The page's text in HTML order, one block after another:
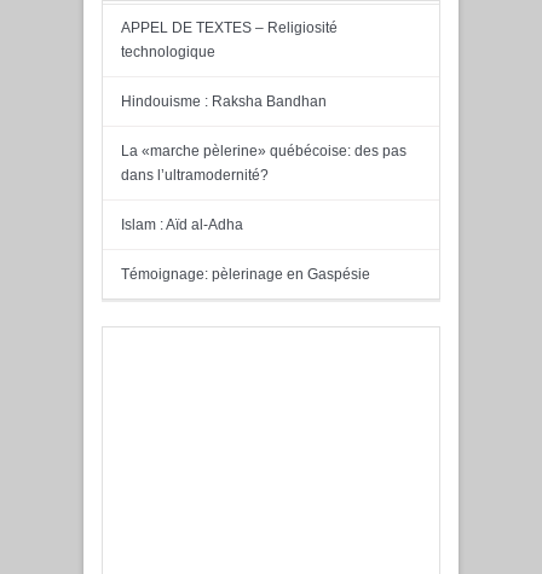
APPEL DE TEXTES – Religiosité
technologique
Hindouisme : Raksha Bandhan
La «marche pèlerine» québécoise: des pas
dans l’ultramodernité?
Islam : Aïd al-Adha
Témoignage: pèlerinage en Gaspésie